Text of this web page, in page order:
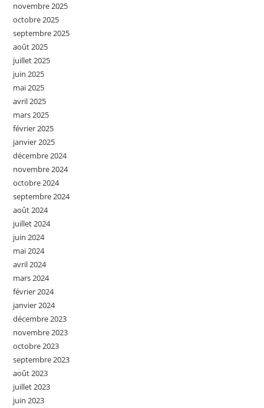
novembre 2025
octobre 2025
septembre 2025
août 2025
juillet 2025
juin 2025
mai 2025
avril 2025
mars 2025
février 2025
janvier 2025
décembre 2024
novembre 2024
octobre 2024
septembre 2024
août 2024
juillet 2024
juin 2024
mai 2024
avril 2024
mars 2024
février 2024
janvier 2024
décembre 2023
novembre 2023
octobre 2023
septembre 2023
août 2023
juillet 2023
juin 2023